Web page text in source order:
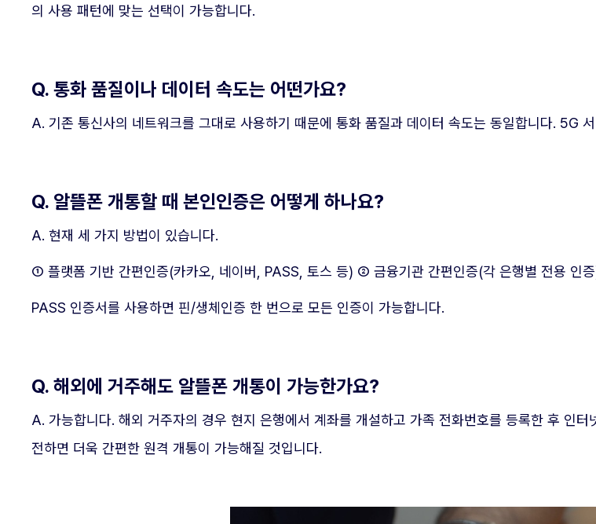
의 사용 패턴에 맞는 선택이 가능합니다.
Q. 통화 품질이나 데이터 속도는 어떤가요?
A. 기존 통신사의 네트워크를 그대로 사용하기 때문에 통화 품질과 데이터 속도는 동일합니다. 5G
Q. 알뜰폰 개통할 때 본인인증은 어떻게 하나요?
A. 현재 세 가지 방법이 있습니다.
① 플랫폼 기반 간편인증(카카오, 네이버, PASS, 토스 등) ② 금융기관 간편인증(각 은행별 전용 인
PASS 인증서를 사용하면 핀/생체인증 한 번으로 모든 인증이 가능합니다.
Q. 해외에 거주해도 알뜰폰 개통이 가능한가요?
A. 가능합니다. 해외 거주자의 경우 현지 은행에서 계좌를 개설하고 가족 전화번호를 등록한 후 인
전하면 더욱 간편한 원격 개통이 가능해질 것입니다.